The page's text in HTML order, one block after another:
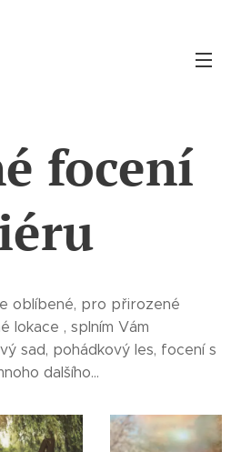
focení
oblíbené, pro přirozené
lokace , splním Vám
sad, pohádkový les, focení s
dalšího...